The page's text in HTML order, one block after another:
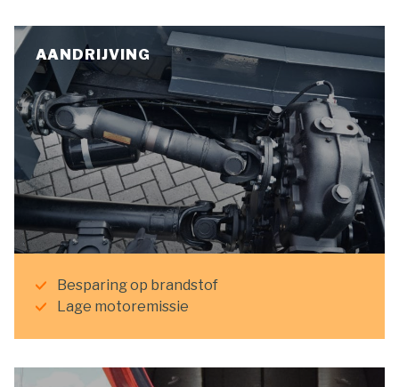
AANDRIJVING
Besparing op brandstof
Lage motoremissie